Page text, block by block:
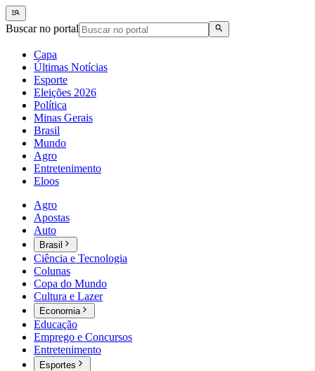
Buscar no portal
Capa
Últimas Notícias
Esporte
Eleições 2026
Política
Minas Gerais
Brasil
Mundo
Agro
Entretenimento
Eloos
Agro
Apostas
Auto
Brasil
Ciência e Tecnologia
Colunas
Copa do Mundo
Cultura e Lazer
Economia
Educação
Emprego e Concursos
Entretenimento
Esportes